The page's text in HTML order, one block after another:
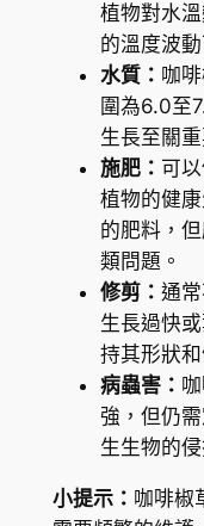
植物對水
的溫度波
水質： 咖
圍為6.0至
生長至關重
施肥： 可
植物的健
的肥料，
類問題。
修剪： 通
生長過快
持其形狀和
病蟲害：
強，但仍
生生物的侵
小提示： 咖啡椒